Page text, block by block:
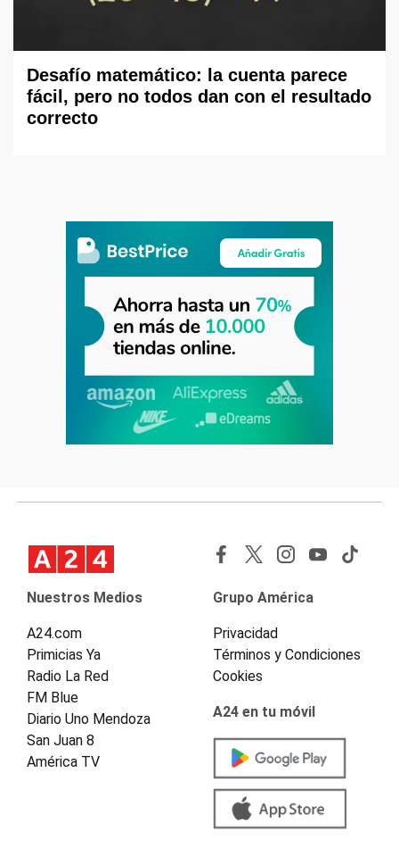
Desafío matemático: la cuenta parece
fácil, pero no todos dan con el resultado
correcto
Nuestros Medios
A24.com
Primicias Ya
Radio La Red
FM Blue
Diario Uno Mendoza
San Juan 8
América TV
Grupo América
Privacidad
Términos y Condiciones
Cookies
A24 en tu móvil